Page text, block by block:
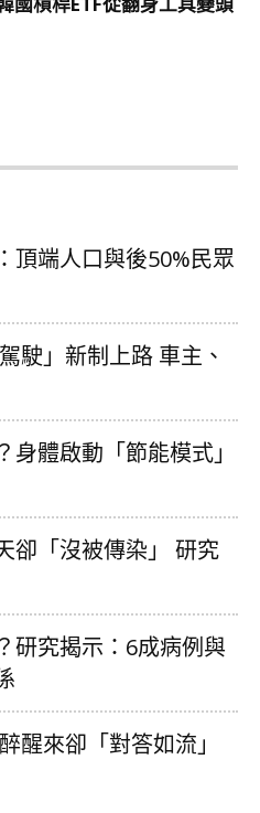
頂端人口與後50%民眾
駛」新制上路 車主、
體啟動「節能模式」
卻「沒被傳染」 研究
研究揭示：6成病例與
醒來卻「對答如流」